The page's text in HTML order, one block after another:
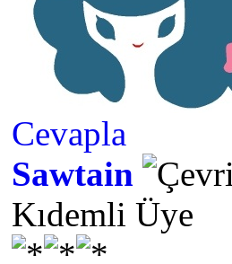
Cevapla
Sawtain
Kıdemli Üye